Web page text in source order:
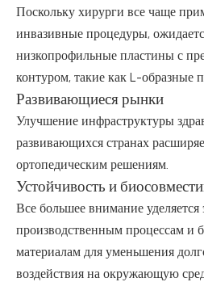
Поскольку хирурги все чаще
инвазивные процедуры,
низкопрофильные пластины с
контуром, такие как L-образные
Развивающиеся рынки
Улучшение инфраструктуры
развивающихся странах
ортопедическим решениям.
Устойчивость и
Все большее внимание
производственным процессам и
материалам для уменьшения
воздействия на окружающую